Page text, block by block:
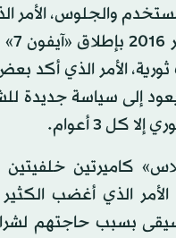
والجلوس، الأمر
الأمر الذي أكد
إلى سياسة جديدة
كل 3 أعوام.
إصدار «7 بلاس» كاميرتين
الأمر الذي أغضب
بسبب حاجتهم